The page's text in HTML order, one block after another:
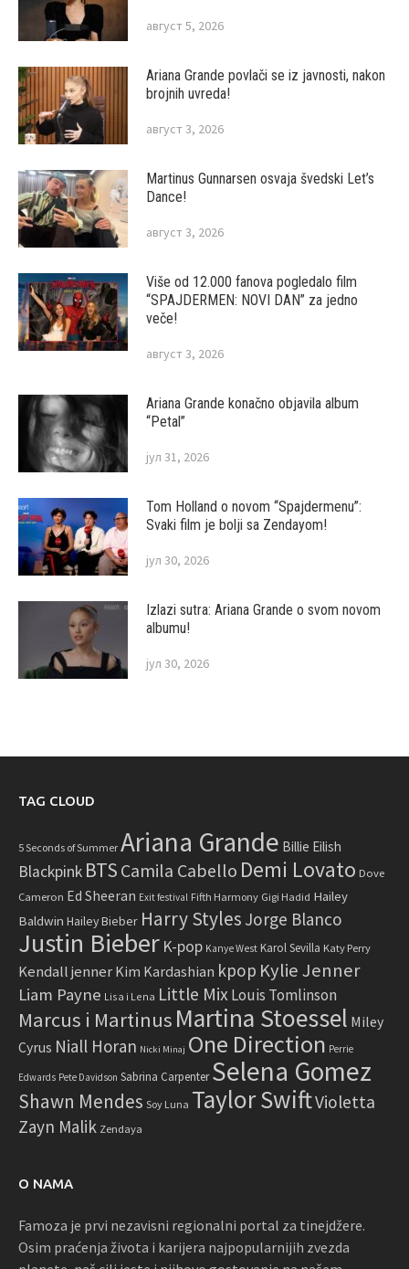
август 5, 2026
Ariana Grande povlači se iz javnosti, nakon
brojnih uvreda!
август 3, 2026
Martinus Gunnarsen osvaja švedski Let’s
Dance!
август 3, 2026
Više od 12.000 fanova pogledalo film
“SPAJDERMEN: NOVI DAN” za jedno
veče!
август 3, 2026
Ariana Grande konačno objavila album
“Petal”
јул 31, 2026
Tom Holland o novom “Spajdermenu”:
Svaki film je bolji sa Zendayom!
јул 30, 2026
Izlazi sutra: Ariana Grande o svom novom
albumu!
јул 30, 2026
TAG CLOUD
5 Seconds of Summer Ariana Grande Billie Eilish
Blackpink BTS Camila Cabello Demi Lovato Dove
Cameron Ed Sheeran Exit festival Fifth Harmony Gigi Hadid Hailey
Baldwin Hailey Bieber Harry Styles Jorge Blanco
Justin Bieber K-pop Kanye West Karol Sevilla Katy Perry
Kendall jenner Kim Kardashian kpop Kylie Jenner
Liam Payne Lisa i Lena Little Mix Louis Tomlinson
Marcus i Martinus Martina Stoessel Miley
Cyrus Niall Horan Nicki Minaj One Direction Perrie
Edwards Pete Davidson Sabrina Carpenter Selena Gomez
Shawn Mendes Soy Luna Taylor SwiftVioletta
Zayn Malik Zendaya
O NAMA
Famoza je prvi nezavisni regionalni portal za tinejdžere.
Osim praćenja života i karijera najpopularnijih zvezda